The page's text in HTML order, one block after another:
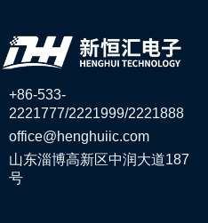
+86-533-
2221777/2221999/2221888
office@henghuiic.com
山东淄博高新区中润大道187
号